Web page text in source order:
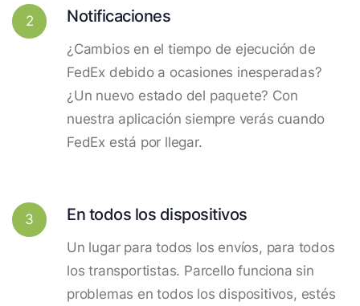
2 Notificaciones
¿Cambios en el tiempo de ejecución de
FedEx debido a ocasiones inesperadas?
¿Un nuevo estado del paquete? Con
nuestra aplicación siempre verás cuando
FedEx está por llegar.
3 En todos los dispositivos
Un lugar para todos los envíos, para todos
los transportistas. Parcello funciona sin
problemas en todos los dispositivos, estés